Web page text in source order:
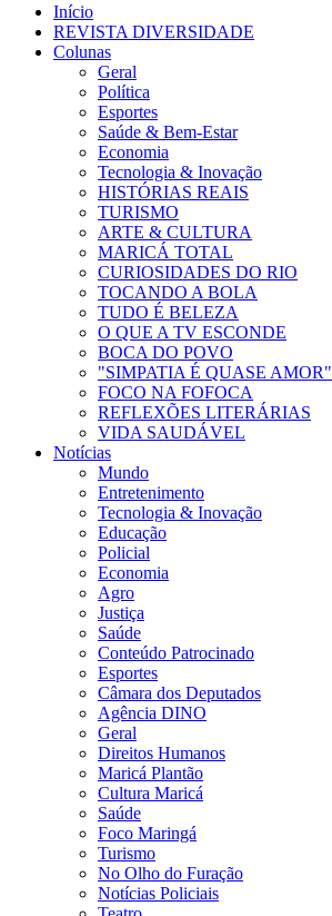
Início
REVISTA DIVERSIDADE
Colunas
Geral
Política
Esportes
Saúde & Bem-Estar
Economia
Tecnologia & Inovação
HISTÓRIAS REAIS
TURISMO
ARTE & CULTURA
MARICÁ TOTAL
CURIOSIDADES DO RIO
TOCANDO A BOLA
TUDO É BELEZA
O QUE A TV ESCONDE
BOCA DO POVO
"SIMPATIA É QUASE AMOR"
FOCO NA FOFOCA
REFLEXÕES LITERÁRIAS
VIDA SAUDÁVEL
Notícias
Mundo
Entretenimento
Tecnologia & Inovação
Educação
Policial
Economia
Agro
Justiça
Saúde
Conteúdo Patrocinado
Esportes
Câmara dos Deputados
Agência DINO
Geral
Direitos Humanos
Maricá Plantão
Cultura Maricá
Saúde
Foco Maringá
Turismo
No Olho do Furação
Notícias Policiais